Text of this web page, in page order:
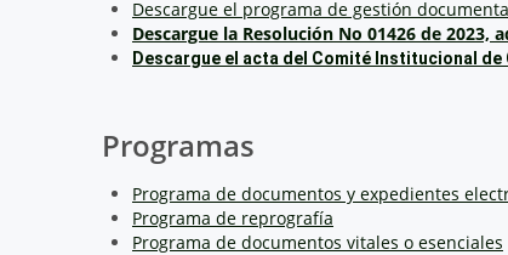
Descargue el programa de gestión
Descargue la Resolución No 01426 de 2023,
Descargue el acta del Comité Institucional de
Programas
Programa de documentos y expedientes
Programa de reprografía
Programa de documentos vitales o esenciales